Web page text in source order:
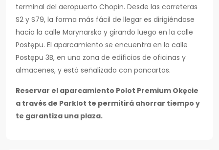
terminal del aeropuerto Chopin. Desde las carreteras
S2 y S79, la forma más fácil de llegar es dirigiéndose
hacia la calle Marynarska y girando luego en la calle
Postępu. El aparcamiento se encuentra en la calle
Postępu 3B, en una zona de edificios de oficinas y
almacenes, y está señalizado con pancartas.
Reservar el aparcamiento Polot Premium Okęcie
a través de Parklot te permitirá ahorrar tiempo y
te garantiza una plaza.